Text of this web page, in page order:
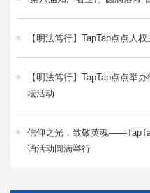
【明法笃行】TapTap点点人
【明法笃行】TapTap点点举
坛活动
信仰之光，致敬英魂
诵活动圆满举行